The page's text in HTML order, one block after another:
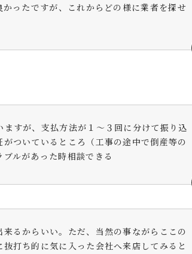
ったですが、これからどの様に業者を探せ
すが、支払方法が１～３回に分けて振り込
ついているところ（工事の途中で倒産等の
ルがあった時相談できる
るからいい。ただ、当然の事ながらここの
打ち的に気に入った会社へ来店してみると